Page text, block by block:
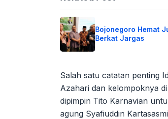
Bojonegoro Hemat
Berkat Jargas
Salah satu catatan penting
Azahari dan kelompoknya
dipimpin Tito Karnavian
agung Syafiuddin